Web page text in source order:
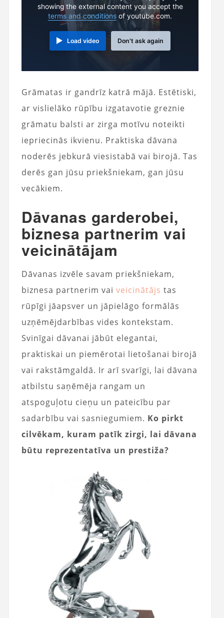
showing the external content you accept the
terms and conditions of youtube.com.
Load video Don't ask again
Grāmatas ir gandrīz katrā mājā. Estētiski,
ar vislielāko rūpību izgatavotie greznie
grāmatu balsti ar zirga motīvu noteikti
iepriecinās ikvienu. Praktiska dāvana
noderēs jebkurā viesistabā vai birojā. Tas
derēs gan jūsu priekšniekam, gan jūsu
vecākiem.
Dāvanas garderobei,
biznesa partnerim vai
veicinātājam
Dāvanas izvēle savam priekšniekam,
biznesa partnerim vai veicinātājs tas
rūpīgi jāapsver un jāpielāgo formālās
uzņēmējdarbības vides kontekstam.
Svinīgai dāvanai jābūt elegantai,
praktiskai un piemērotai lietošanai birojā
vai rakstāmgaldā. Ir arī svarīgi, lai dāvana
atbilstu saņēmēja rangam un
atspoguļotu cieņu un pateicību par
sadarbību vai sasniegumiem. Ko pirkt
cilvēkam, kuram patīk zirgi, lai dāvana
būtu reprezentatīva un prestiža?